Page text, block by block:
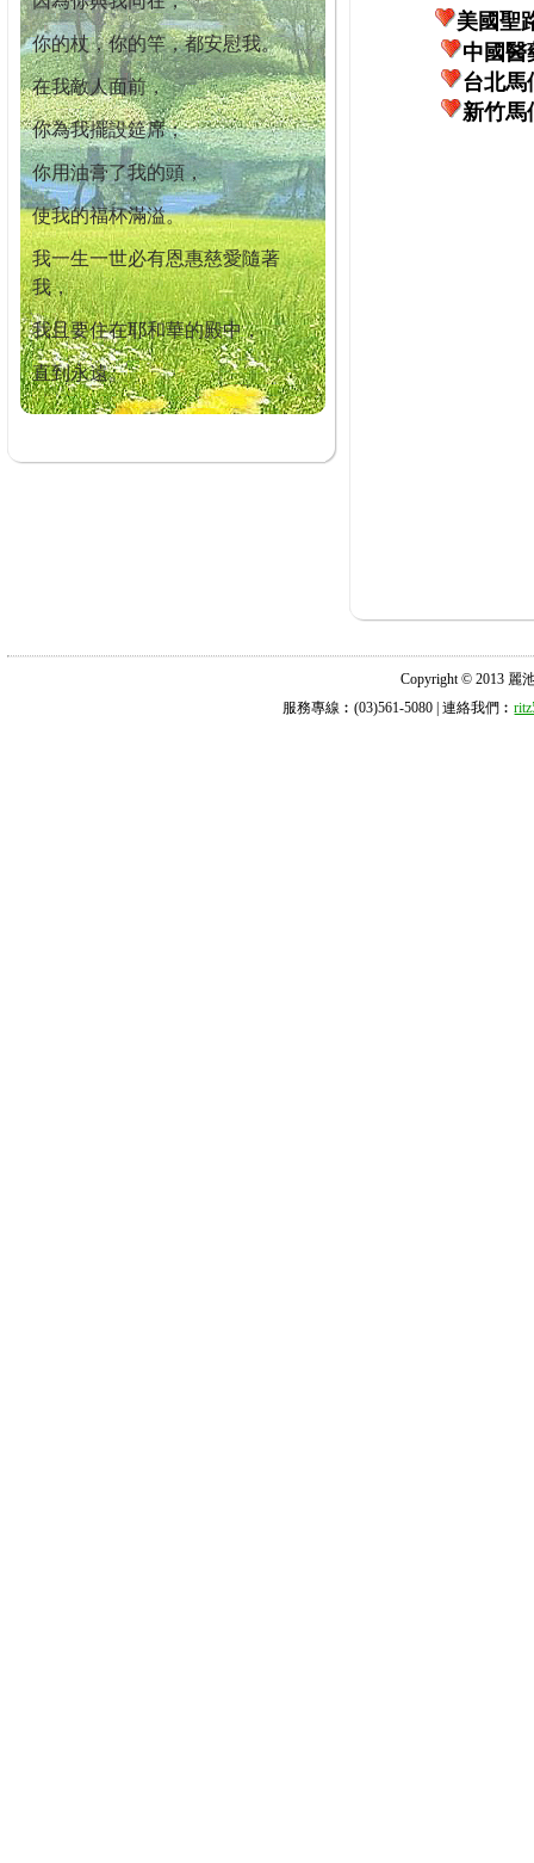
你的杖，你的竿，都安慰我。
在我敵人面前，
你為我擺設筵席；
你用油膏了我的頭，
使我的福杯滿溢。
我一生一世必有恩惠慈愛隨著
我，
我且要住在耶和華的殿中，
直到永遠。
美國聖
中國醫
台北馬
新竹馬
Copyright © 2013 麗
服務專線︰(03)561-5080 | 連絡我們︰